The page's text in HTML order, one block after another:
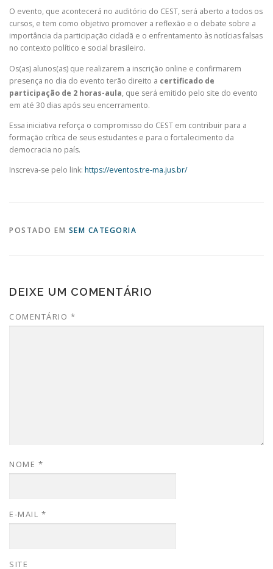
O evento, que acontecerá no auditório do CEST, será aberto a todos os
cursos, e tem como objetivo promover a reflexão e o debate sobre a
importância da participação cidadã e o enfrentamento às notícias falsas
no contexto político e social brasileiro.
Os(as) alunos(as) que realizarem a inscrição online e confirmarem
presença no dia do evento terão direito a certificado de
participação de 2 horas-aula, que será emitido pelo site do evento
em até 30 dias após seu encerramento.
Essa iniciativa reforça o compromisso do CEST em contribuir para a
formação crítica de seus estudantes e para o fortalecimento da
democracia no país.
Inscreva-se pelo link: https://eventos.tre-ma.jus.br/
POSTADO EM SEM CATEGORIA
DEIXE UM COMENTÁRIO
COMENTÁRIO *
NOME *
E-MAIL *
SITE